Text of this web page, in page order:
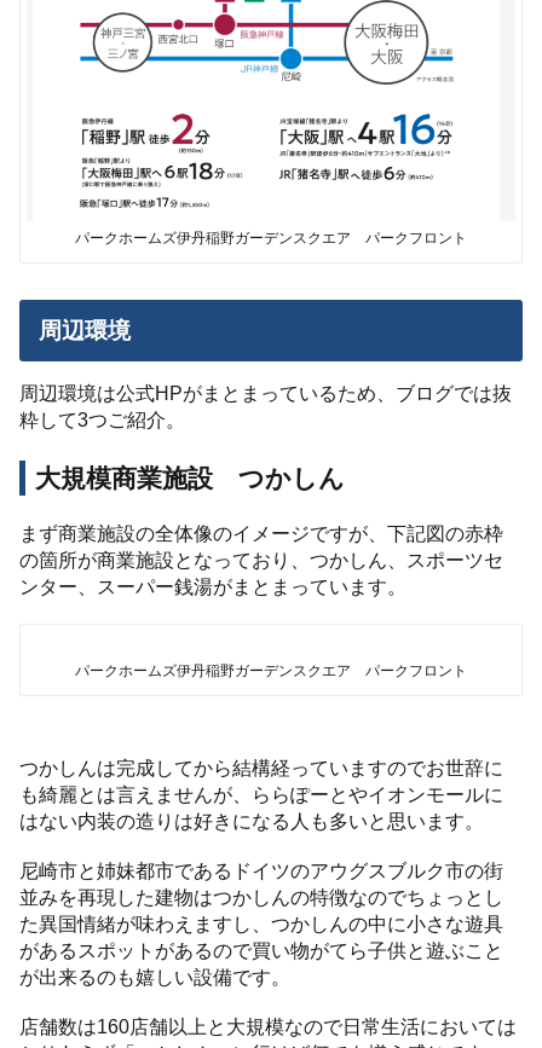
パークホームズ伊丹稲野ガーデンスクエア パークフロント
周辺環境
周辺環境は公式HPがまとまっているため、ブログでは抜
粋して3つご紹介。
大規模商業施設 つかしん
まず商業施設の全体像のイメージですが、下記図の赤枠
の箇所が商業施設となっており、つかしん、スポーツセ
ンター、スーパー銭湯がまとまっています。
パークホームズ伊丹稲野ガーデンスクエア パークフロント
つかしんは完成してから結構経っていますのでお世辞に
も綺麗とは言えませんが、ららぽーとやイオンモールに
はない内装の造りは好きになる人も多いと思います。
尼崎市と姉妹都市であるドイツのアウグスブルク市の街
並みを再現した建物はつかしんの特徴なのでちょっとし
た異国情緒が味わえますし、つかしんの中に小さな遊具
があるスポットがあるので買い物がてら子供と遊ぶこと
が出来るのも嬉しい設備です。
店舗数は160店舗以上と大規模なので日常生活においては